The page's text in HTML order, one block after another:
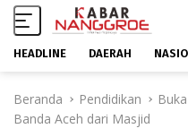
HEADLINE DAERAH
Beranda Pendidikan
Banda Aceh dari Masjid